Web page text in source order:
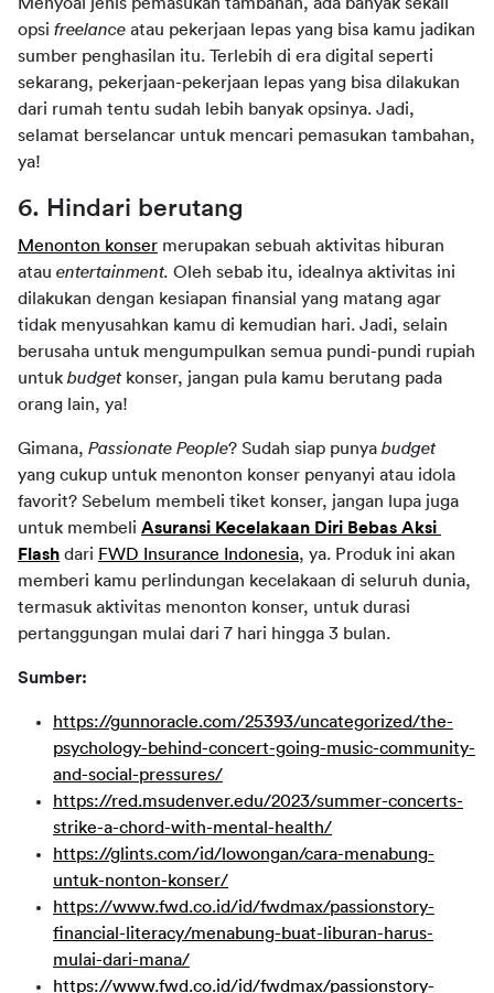
opsi freelance atau pekerjaan lepas yang bisa kamu jadikan
sumber penghasilan itu. Terlebih di era digital seperti
sekarang, pekerjaan-pekerjaan lepas yang bisa dilakukan
dari rumah tentu sudah lebih banyak opsinya. Jadi,
selamat berselancar untuk mencari pemasukan tambahan,
ya!
6. Hindari berutang
Menonton konser merupakan sebuah aktivitas hiburan
atau entertainment. Oleh sebab itu, idealnya aktivitas ini
dilakukan dengan kesiapan finansial yang matang agar
tidak menyusahkan kamu di kemudian hari. Jadi, selain
berusaha untuk mengumpulkan semua pundi-pundi rupiah
untuk budget konser, jangan pula kamu berutang pada
orang lain, ya!
Gimana, Passionate People? Sudah siap punya
yang cukup untuk menonton konser penyanyi atau idola
favorit? Sebelum membeli tiket konser, jangan lupa juga
untuk membeli Asuransi Kecelakaan Diri Bebas Aksi
Flash dari FWD Insurance Indonesia, ya. Produk ini akan
memberi kamu perlindungan kecelakaan di seluruh dunia,
termasuk aktivitas menonton konser, untuk durasi
pertanggungan mulai dari 7 hari hingga 3 bulan.
Sumber:
https://gunnoracle.com/25393/uncategorized/the-
psychology-behind-concert-going-music-community-
and-social-pressures/
https://red.msudenver.edu/2023/summer-concerts-
strike-a-chord-with-mental-health/
https://glints.com/id/lowongan/cara-menabung-
untuk-nonton-konser/
https://www.fwd.co.id/id/fwdmax/passionstory-
financial-literacy/menabung-buat-liburan-harus-
mulai-dari-mana/
https://www.fwd.co.id/id/fwdmax/passionstory-